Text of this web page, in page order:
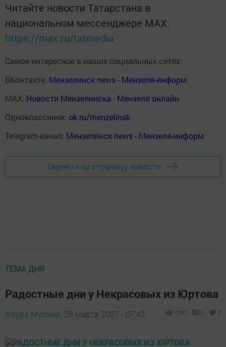
Читайте новости Татарстана в
национальном мессенджере MАХ:
https://max.ru/tatmedia
Самое интересное в наших социальных сетях:
ВКонтакте: Мензелинск news - Мензеля-информ
MAX: Новости Мензелинска - Мензеля онлайн
Одноклассники: ok.ru/menzelinsk
Telegram-канал: Мензелинск news - Мензеля-информ
Перейти на страницу новости
ТЕМА ДНЯ
Радостные дни у Некрасовых из Юртова
Флура Мусина, 28 марта 2021 - 07:42 1767 0 0